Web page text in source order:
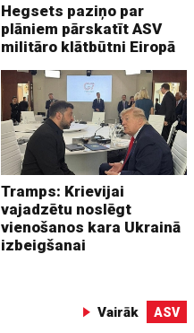
Hegsets paziņo par
plāniem pārskatīt ASV
militāro klātbūtni Eiropā
Tramps: Krievijai
vajadzētu noslēgt
vienošanos kara Ukrainā
izbeigšanai
Vairāk ASV